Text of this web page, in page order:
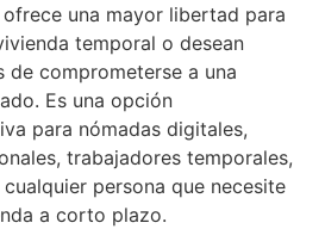
una mayor libertad para
temporal o desean
de comprometerse a una
Es una opción
para nómadas digitales,
trabajadores temporales,
persona que necesite
a corto plazo.